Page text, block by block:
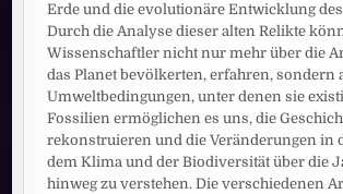
Erde und die evolutionäre Entwicklung
Durch die Analyse dieser alten Relikte
Wissenschaftler nicht nur mehr über die
das Planet bevölkerten, erfahren, sondern
Umweltbedingungen, unter denen sie
Fossilien ermöglichen es uns, die
rekonstruieren und die Veränderungen in
dem Klima und der Biodiversität über die
hinweg zu verstehen. Die verschiedenen